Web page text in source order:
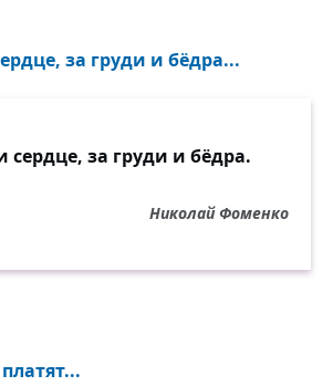
за груди и бёдра...
сердце, за груди и бёдра.
Николай Фоменко